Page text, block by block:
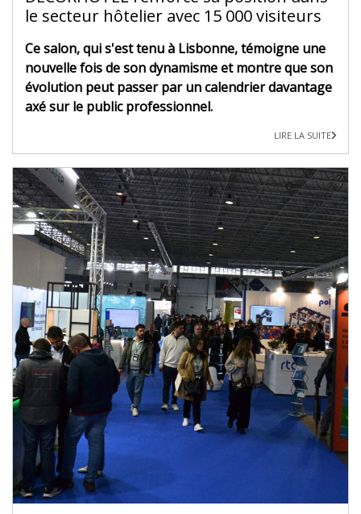
le secteur hôtelier avec 15 000 visiteurs
Ce salon, qui s'est tenu à Lisbonne, témoigne une
nouvelle fois de son dynamisme et montre que son
évolution peut passer par un calendrier davantage
axé sur le public professionnel.
LIRE LA SUITE